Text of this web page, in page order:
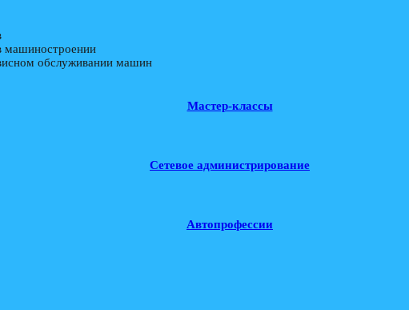
машиностроении
обслуживании машин
Мастер-классы
Сетевое администрирование
Автопрофессии